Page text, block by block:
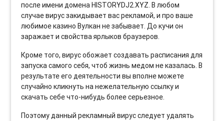
после имени домена HISTORYDJ2.XYZ. В любом
случае вирус закидывает вас рекламой, и про ваше
любимое казино Вулкан не забывает. До кучи он
заражает и свойства ярлыков браузеров.
Кроме того, вирус обожает создавать расписания для
запуска самого себя, чтоб жизнь медом не казалась. В
результате его деятельности вы вполне можете
случайно кликнуть на нежелательную ссылку и
скачать себе что-нибудь более серьезное.
Поэтому данный рекламный вирус следует удалять